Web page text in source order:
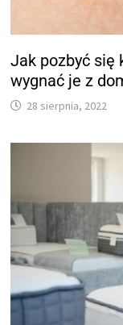
Jak pozbyć się
wygnać je z
28 sierpnia, 2022